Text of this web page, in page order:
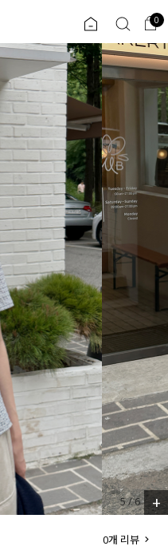
0
ENG
TW
JP
플러스핏 회원혜택 입
COMMUNITY
ALL
익스클루시브
아우터
티셔츠
니트
블라우스
원피스
팬츠
스커트
0
5/6 +
0개 리뷰